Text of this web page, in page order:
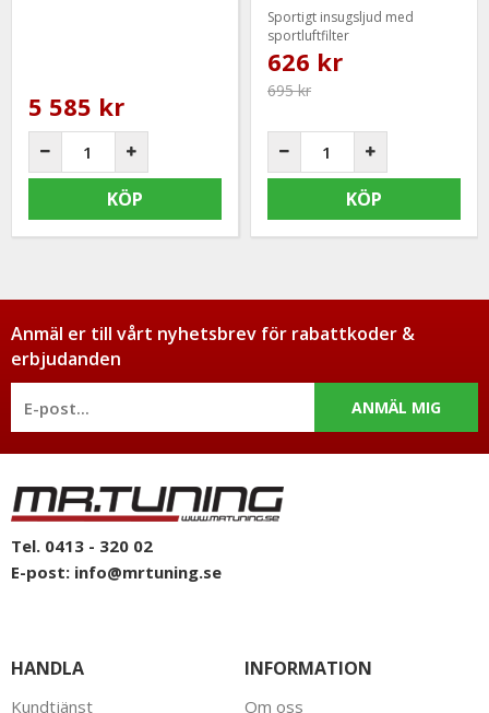
5 585 kr
KÖP
Sportigt insugsljud med
sportluftfilter
626 kr
695 kr
KÖP
Anmäl er till vårt nyhetsbrev för rabattkoder &
erbjudanden
ANMÄL MIG
Tel. 0413 - 320 02
E-post: info@mrtuning.se
HANDLA
Kundtjänst
INFORMATION
Om oss